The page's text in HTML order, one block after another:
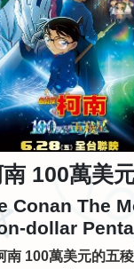
100萬美
Conan The
dollar
南 100萬美元的五